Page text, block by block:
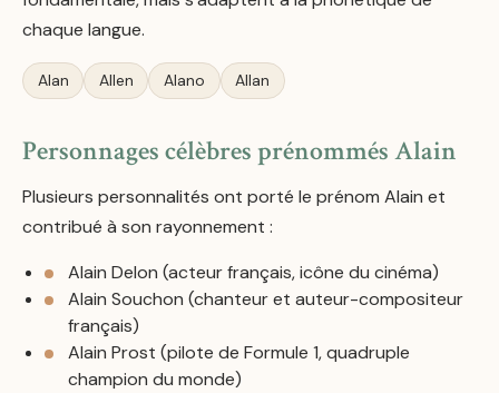
chaque langue.
Alan Allen Alano Allan
Personnages célèbres prénommés Alain
Plusieurs personnalités ont porté le prénom Alain et
contribué à son rayonnement :
Alain Delon (acteur français, icône du cinéma)
Alain Souchon (chanteur et auteur-compositeur
français)
Alain Prost (pilote de Formule 1, quadruple
champion du monde)